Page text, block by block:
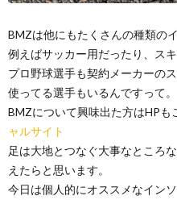
BMZは他にもたくさんの種類の
例えばサッカー用だったり、スキ
プロ野球選手も契約メーカーの
使ってる選手もいるんですって。
BMZについて興味出た方はHP
ャルサイト
足は大地とつなぐ大事なところ
えたらと思います。
今日は個人的にオススメなイン